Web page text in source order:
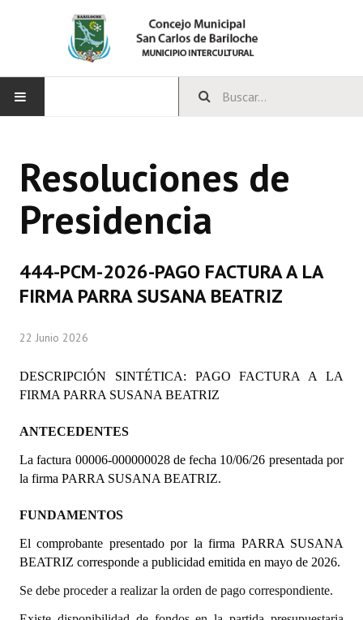
CONCEJO
Bloques Políticos
Comisiones Permanentes
Programas
Constitución Nacional
Constitución Provincial
Carta Orgánica 2007
Reglamento Interno
Digesto
Resoluciones de
Presidencia
444-PCM-2026-PAGO FACTURA A LA
FIRMA PARRA SUSANA BEATRIZ
22 Junio 2026
DESCRIPCIÓN SINTÉTICA: PAGO FACTURA A LA
FIRMA PARRA SUSANA BEATRIZ
ANTECEDENTES
La factura 00006-000000028 de fecha 10/06/26 presentada por
la firma PARRA SUSANA BEATRIZ.
FUNDAMENTOS
El comprobante presentado por la firma PARRA SUSANA
BEATRIZ corresponde a publicidad emitida en mayo de 2026.
Se debe proceder a realizar la orden de pago correspondiente.